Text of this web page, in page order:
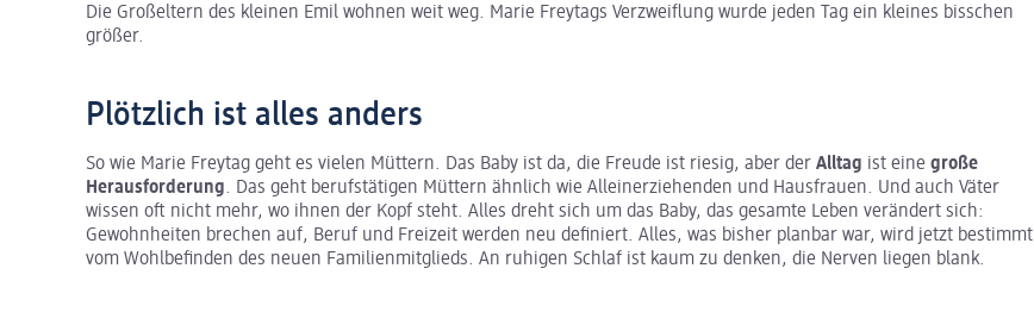
Die Großeltern des kleinen Emil wohnen weit weg. Marie Freytags Verzweiflung wurde jeden Tag ein kleines bisschen
größer.
Plötzlich ist alles anders
So wie Marie Freytag geht es vielen Müttern. Das Baby ist da, die Freude ist riesig, aber der Alltag ist eine große
Herausforderung. Das geht berufstätigen Müttern ähnlich wie Alleinerziehenden und Hausfrauen. Und auch Väter
wissen oft nicht mehr, wo ihnen der Kopf steht. Alles dreht sich um das Baby, das gesamte Leben verändert sich:
Gewohnheiten brechen auf, Beruf und Freizeit werden neu definiert. Alles, was bisher planbar war, wird jetzt bestimmt
vom Wohlbefinden des neuen Familienmitglieds. An ruhigen Schlaf ist kaum zu denken, die Nerven liegen blank.